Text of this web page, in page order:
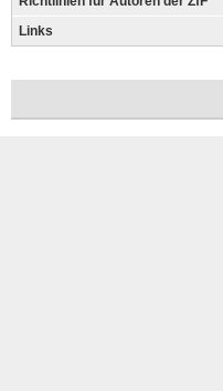
Links